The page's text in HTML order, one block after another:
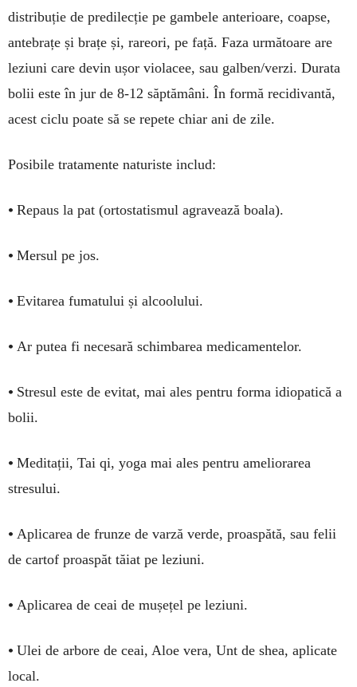
distribuție de predilecție pe gambele anterioare, coapse,
antebrațe și brațe și, rareori, pe față. Faza următoare are
leziuni care devin ușor violacee, sau galben/verzi. Durata
bolii este în jur de 8-12 săptămâni. În formă recidivantă,
acest ciclu poate să se repete chiar ani de zile.
Posibile tratamente naturiste includ:
• Repaus la pat (ortostatismul agravează boala).
• Mersul pe jos.
• Evitarea fumatului și alcoolului.
• Ar putea fi necesară schimbarea medicamentelor.
• Stresul este de evitat, mai ales pentru forma idiopatică a
bolii.
• Meditații, Tai qi, yoga mai ales pentru ameliorarea
stresului.
• Aplicarea de frunze de varză verde, proaspătă, sau felii
de cartof proaspăt tăiat pe leziuni.
• Aplicarea de ceai de mușețel pe leziuni.
• Ulei de arbore de ceai, Aloe vera, Unt de shea, aplicate
local.